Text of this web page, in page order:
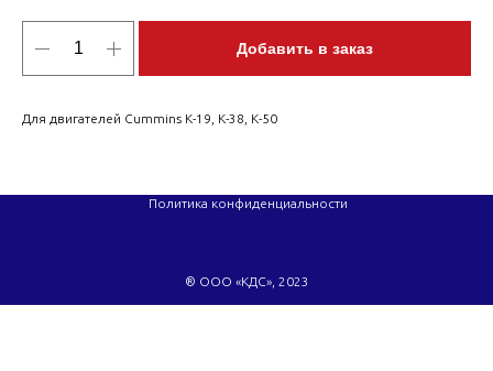
Добавить в заказ
Для двигателей Cummins K-19, K-38, K-50
® ООО «КДС», 2023
Политика конфиденциальности